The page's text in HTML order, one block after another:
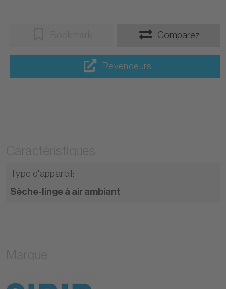
Comparez
Revendeurs
Type d'appareil :
Sèche-linge à air ambiant